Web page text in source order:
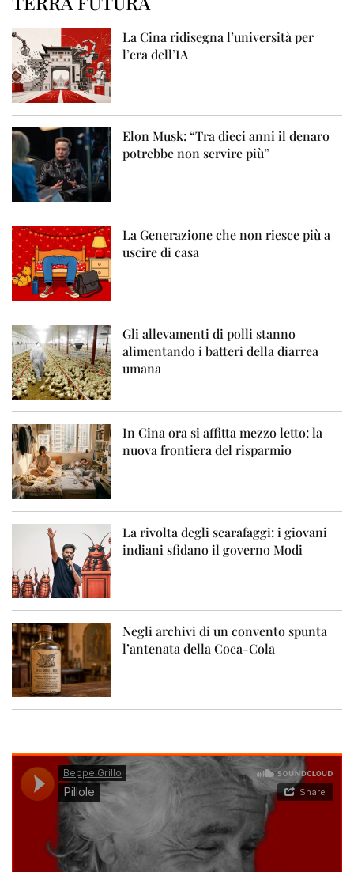
La Cina ridisegna l’università per
l’era dell’IA
Elon Musk: “Tra dieci anni il denaro
potrebbe non servire più”
La Generazione che non riesce più a
uscire di casa
Gli allevamenti di polli stanno
alimentando i batteri della diarrea
umana
In Cina ora si affitta mezzo letto: la
nuova frontiera del risparmio
La rivolta degli scarafaggi: i giovani
indiani sfidano il governo Modi
Negli archivi di un convento spunta
l’antenata della Coca-Cola